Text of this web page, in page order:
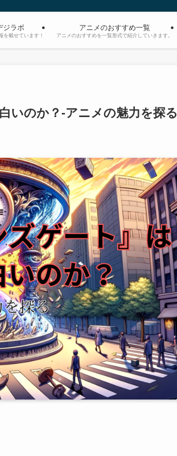
ジラボ
を載せています！
アニメのおすすめ一覧
アニメのおすすめを一覧形式で紹介していきます。
いのか？-アニメの魅力を探る